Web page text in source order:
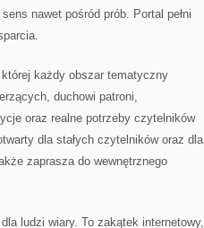
nawet pośród prób. Portal pełni
każdy obszar tematyczny
duchowi patroni,
oraz realne potrzeby czytelników
dla stałych czytelników oraz dla
zaprasza do wewnętrznego
ludzi wiary. To zakątek internetowy,